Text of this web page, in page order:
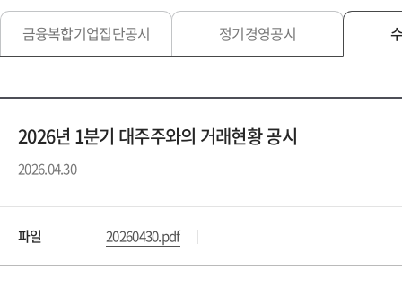
동
금융복합기업집단공시 정기경영공시
2026년 1분기 대주주와의 거래현황 공시
2026.04.30
파일 20260430.pdf